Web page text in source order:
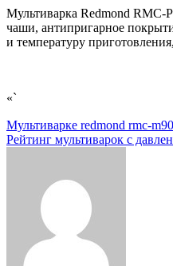
Мультиварка Redmond RMC-
чаши, антипригарное
и температуру
«`
Навигация
по
Мультиварке redmond rmc-
Рейтинг мультиварок с